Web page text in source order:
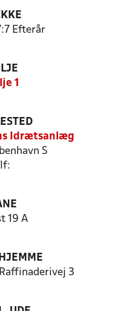
Efterår
1
Idrætsanlæg
S
Tlf:
19 A
3